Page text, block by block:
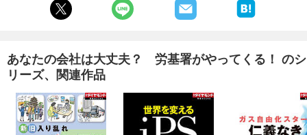
あなたの会社は大丈夫？ 労基署がやってくる！ のシ
リーズ、関連作品